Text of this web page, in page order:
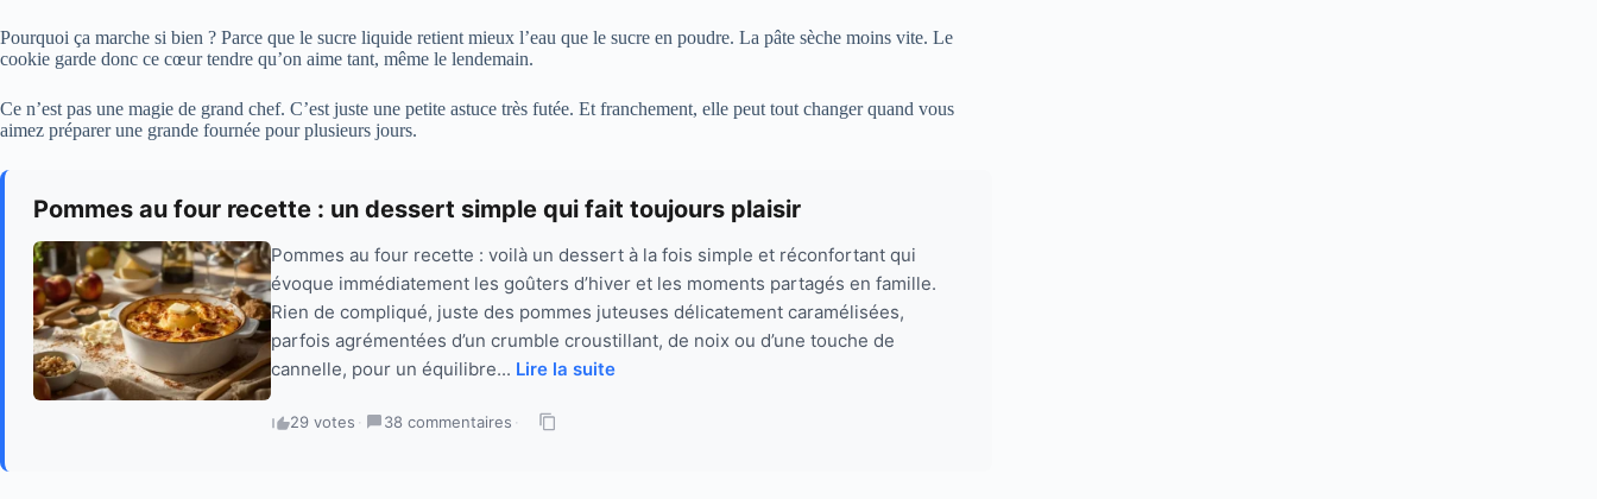
Pourquoi ça marche si bien ? Parce que le sucre liquide retient mieux l’eau que le sucre en poudre. La pâte sèche moins vite. Le
cookie garde donc ce cœur tendre qu’on aime tant, même le lendemain.
Ce n’est pas une magie de grand chef. C’est juste une petite astuce très futée. Et franchement, elle peut tout changer quand vous
aimez préparer une grande fournée pour plusieurs jours.
Pommes au four recette : un dessert simple qui fait toujours plaisir
Pommes au four recette : voilà un dessert à la fois simple et réconfortant qui
évoque immédiatement les goûters d’hiver et les moments partagés en famille.
Rien de compliqué, juste des pommes juteuses délicatement caramélisées,
parfois agrémentées d’un crumble croustillant, de noix ou d’une touche de
cannelle, pour un équilibre... Lire la suite
29 votes · 38 commentaires ·